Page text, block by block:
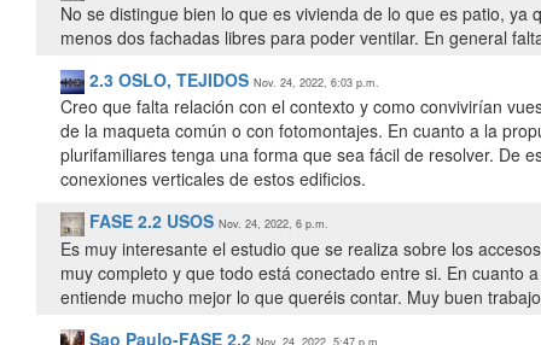
No se distingue bien lo que es vivienda de lo que es patio,
menos dos fachadas libres para poder ventilar. En general
2.3 OSLO, TEJIDOS Nov. 24, 2022, 6:03 p.m.
Creo que falta relación con el contexto y como convivirían
de la maqueta común o con fotomontajes. En cuanto a la
plurifamiliares tenga una forma que sea fácil de resolver. De
conexiones verticales de estos edificios.
FASE 2.2 USOS Nov. 24, 2022, 6 p.m.
Es muy interesante el estudio que se realiza sobre los
muy completo y que todo está conectado entre si. En cuanto
entiende mucho mejor lo que queréis contar. Muy buen
Sao Paulo-FASE 2.2 Nov. 24, 2022, 5:47 p.m.